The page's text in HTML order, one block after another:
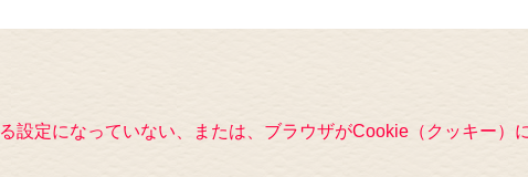
設定になっていない、または、ブラウザがCookie（クッキー）